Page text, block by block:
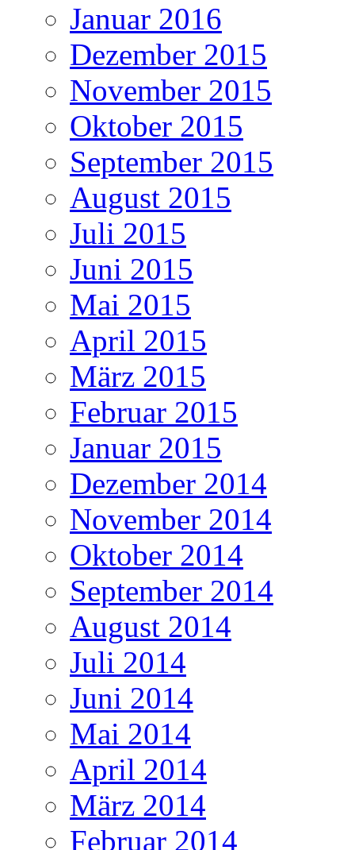
Januar 2016
Dezember 2015
November 2015
Oktober 2015
September 2015
August 2015
Juli 2015
Juni 2015
Mai 2015
April 2015
März 2015
Februar 2015
Januar 2015
Dezember 2014
November 2014
Oktober 2014
September 2014
August 2014
Juli 2014
Juni 2014
Mai 2014
April 2014
März 2014
Februar 2014